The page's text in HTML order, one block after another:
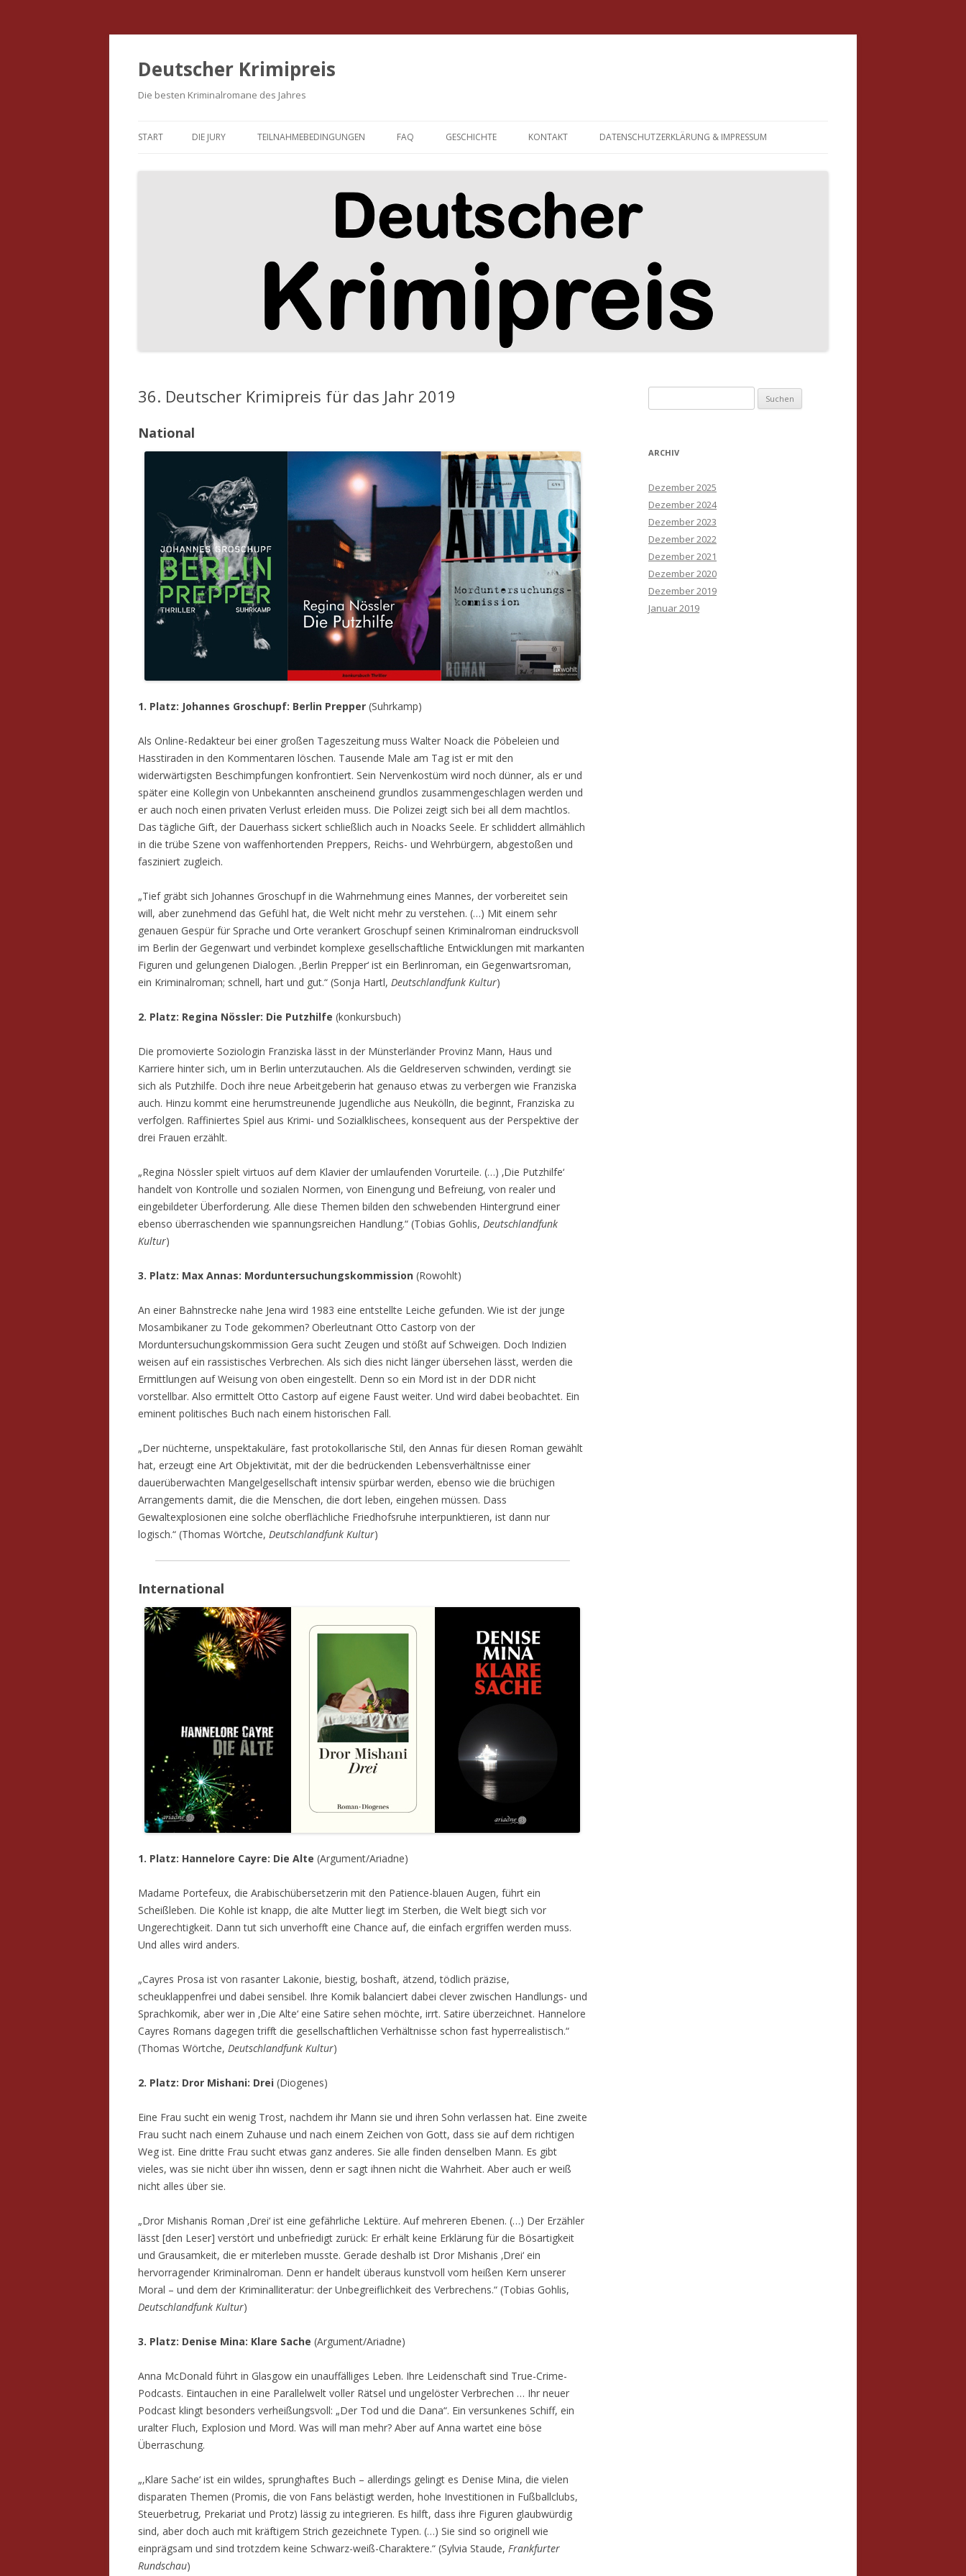
Deutscher Krimipreis
Die besten Kriminalromane des Jahres
zum
START DIE JURY TEILNAHMEBEDINGUNGEN FAQ GESCHICHTE KONTAKT DATENSCHUTZERKLÄRUNG & IMPRESSUM
36. Deutscher Krimipreis für das Jahr 2019
National
1. Platz: Johannes Groschupf: Berlin Prepper (Suhrkamp)
Als Online-Redakteur bei einer großen Tageszeitung muss Walter Noack die Pöbeleien und
Hasstiraden in den Kommentaren löschen. Tausende Male am Tag ist er mit den
widerwärtigsten Beschimpfungen konfrontiert. Sein Nervenkostüm wird noch dünner, als er und
später eine Kollegin von Unbekannten anscheinend grundlos zusammengeschlagen werden und
er auch noch einen privaten Verlust erleiden muss. Die Polizei zeigt sich bei all dem machtlos.
Das tägliche Gift, der Dauerhass sickert schließlich auch in Noacks Seele. Er schliddert allmählich
in die trübe Szene von waffenhortenden Preppers, Reichs- und Wehrbürgern, abgestoßen und
fasziniert zugleich.
„Tief gräbt sich Johannes Groschupf in die Wahrnehmung eines Mannes, der vorbereitet sein
will, aber zunehmend das Gefühl hat, die Welt nicht mehr zu verstehen. (…) Mit einem sehr
genauen Gespür für Sprache und Orte verankert Groschupf seinen Kriminalroman eindrucksvoll
im Berlin der Gegenwart und verbindet komplexe gesellschaftliche Entwicklungen mit markanten
Figuren und gelungenen Dialogen. ‚Berlin Prepper‘ ist ein Berlinroman, ein Gegenwartsroman,
ein Kriminalroman; schnell, hart und gut.“ (Sonja Hartl, Deutschlandfunk Kultur)
2. Platz: Regina Nössler: Die Putzhilfe (konkursbuch)
Die promovierte Soziologin Franziska lässt in der Münsterländer Provinz Mann, Haus und
Karriere hinter sich, um in Berlin unterzutauchen. Als die Geldreserven schwinden, verdingt sie
sich als Putzhilfe. Doch ihre neue Arbeitgeberin hat genauso etwas zu verbergen wie Franziska
auch. Hinzu kommt eine herumstreunende Jugendliche aus Neukölln, die beginnt, Franziska zu
verfolgen. Raffiniertes Spiel aus Krimi- und Sozialklischees, konsequent aus der Perspektive der
drei Frauen erzählt.
„Regina Nössler spielt virtuos auf dem Klavier der umlaufenden Vorurteile. (…) ‚Die Putzhilfe‘
handelt von Kontrolle und sozialen Normen, von Einengung und Befreiung, von realer und
eingebildeter Überforderung. Alle diese Themen bilden den schwebenden Hintergrund einer
ebenso überraschenden wie spannungsreichen Handlung.“ (Tobias Gohlis, Deutschlandfunk
Kultur)
3. Platz: Max Annas: Morduntersuchungskommission (Rowohlt)
An einer Bahnstrecke nahe Jena wird 1983 eine entstellte Leiche gefunden. Wie ist der junge
Mosambikaner zu Tode gekommen? Oberleutnant Otto Castorp von der
Morduntersuchungskommission Gera sucht Zeugen und stößt auf Schweigen. Doch Indizien
weisen auf ein rassistisches Verbrechen. Als sich dies nicht länger übersehen lässt, werden die
Ermittlungen auf Weisung von oben eingestellt. Denn so ein Mord ist in der DDR nicht
vorstellbar. Also ermittelt Otto Castorp auf eigene Faust weiter. Und wird dabei beobachtet. Ein
eminent politisches Buch nach einem historischen Fall.
„Der nüchterne, unspektakuläre, fast protokollarische Stil, den Annas für diesen Roman gewählt
hat, erzeugt eine Art Objektivität, mit der die bedrückenden Lebensverhältnisse einer
dauerüberwachten Mangelgesellschaft intensiv spürbar werden, ebenso wie die brüchigen
Arrangements damit, die die Menschen, die dort leben, eingehen müssen. Dass
Gewaltexplosionen eine solche oberflächliche Friedhofsruhe interpunktieren, ist dann nur
logisch.“ (Thomas Wörtche, Deutschlandfunk Kultur)
International
1. Platz: Hannelore Cayre: Die Alte (Argument/Ariadne)
Madame Portefeux, die Arabischübersetzerin mit den Patience-blauen Augen, führt ein
Scheißleben. Die Kohle ist knapp, die alte Mutter liegt im Sterben, die Welt biegt sich vor
Ungerechtigkeit. Dann tut sich unverhofft eine Chance auf, die einfach ergriffen werden muss.
Und alles wird anders.
„Cayres Prosa ist von rasanter Lakonie, biestig, boshaft, ätzend, tödlich präzise,
scheuklappenfrei und dabei sensibel. Ihre Komik balanciert dabei clever zwischen Handlungs- und
Sprachkomik, aber wer in ‚Die Alte‘ eine Satire sehen möchte, irrt. Satire überzeichnet. Hannelore
Cayres Romans dagegen trifft die gesellschaftlichen Verhältnisse schon fast hyperrealistisch.“
(Thomas Wörtche, Deutschlandfunk Kultur)
2. Platz: Dror Mishani: Drei (Diogenes)
Eine Frau sucht ein wenig Trost, nachdem ihr Mann sie und ihren Sohn verlassen hat. Eine zweite
Frau sucht nach einem Zuhause und nach einem Zeichen von Gott, dass sie auf dem richtigen
Weg ist. Eine dritte Frau sucht etwas ganz anderes. Sie alle finden denselben Mann. Es gibt
vieles, was sie nicht über ihn wissen, denn er sagt ihnen nicht die Wahrheit. Aber auch er weiß
nicht alles über sie.
„Dror Mishanis Roman ‚Drei‘ ist eine gefährliche Lektüre. Auf mehreren Ebenen. (…) Der Erzähler
lässt [den Leser] verstört und unbefriedigt zurück: Er erhält keine Erklärung für die Bösartigkeit
und Grausamkeit, die er miterleben musste. Gerade deshalb ist Dror Mishanis ‚Drei‘ ein
hervorragender Kriminalroman. Denn er handelt überaus kunstvoll vom heißen Kern unserer
Moral – und dem der Kriminalliteratur: der Unbegreiflichkeit des Verbrechens.“ (Tobias Gohlis,
Deutschlandfunk Kultur)
3. Platz: Denise Mina: Klare Sache (Argument/Ariadne)
Anna McDonald führt in Glasgow ein unauffälliges Leben. Ihre Leidenschaft sind True-Crime-
Podcasts. Eintauchen in eine Parallelwelt voller Rätsel und ungelöster Verbrechen … Ihr neuer
Podcast klingt besonders verheißungsvoll: „Der Tod und die Dana“. Ein versunkenes Schiff, ein
uralter Fluch, Explosion und Mord. Was will man mehr? Aber auf Anna wartet eine böse
Überraschung.
„‚Klare Sache‘ ist ein wildes, sprunghaftes Buch – allerdings gelingt es Denise Mina, die vielen
disparaten Themen (Promis, die von Fans belästigt werden, hohe Investitionen in Fußballclubs,
Steuerbetrug, Prekariat und Protz) lässig zu integrieren. Es hilft, dass ihre Figuren glaubwürdig
sind, aber doch auch mit kräftigem Strich gezeichnete Typen. (…) Sie sind so originell wie
einprägsam und sind trotzdem keine Schwarz-weiß-Charaktere.“ (Sylvia Staude, Frankfurter
Rundschau)
nach:
ARCHIV
Dezember 2025
Dezember 2024
Dezember 2023
Dezember 2022
Dezember 2021
Dezember 2020
Dezember 2019
Januar 2019